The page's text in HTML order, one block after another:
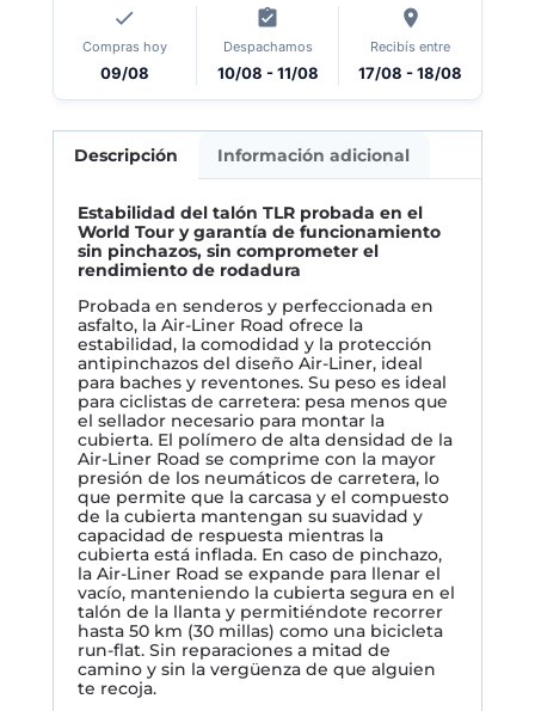
Compras hoy
09/08
Despachamos
10/08 - 11/08
Recibís entre
17/08 - 18/08
Descripción Información adicional
Estabilidad del talón TLR probada en el
World Tour y garantía de funcionamiento
sin pinchazos, sin comprometer el
rendimiento de rodadura
Probada en senderos y perfeccionada en
asfalto, la Air-Liner Road ofrece la
estabilidad, la comodidad y la protección
antipinchazos del diseño Air-Liner, ideal
para baches y reventones. Su peso es ideal
para ciclistas de carretera: pesa menos que
el sellador necesario para montar la
cubierta. El polímero de alta densidad de la
Air-Liner Road se comprime con la mayor
presión de los neumáticos de carretera, lo
que permite que la carcasa y el compuesto
de la cubierta mantengan su suavidad y
capacidad de respuesta mientras la
cubierta está inflada. En caso de pinchazo,
la Air-Liner Road se expande para llenar el
vacío, manteniendo la cubierta segura en el
talón de la llanta y permitiéndote recorrer
hasta 50 km (30 millas) como una bicicleta
run-flat. Sin reparaciones a mitad de
camino y sin la vergüenza de que alguien
te recoja.